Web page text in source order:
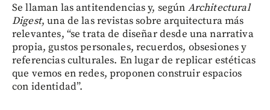
Se llaman las antitendencias y, según Architectural
Digest, una de las revistas sobre arquitectura más
relevantes, “se trata de diseñar desde una narrativa
propia, gustos personales, recuerdos, obsesiones y
referencias culturales. En lugar de replicar estéticas
que vemos en redes, proponen construir espacios
con identidad”.